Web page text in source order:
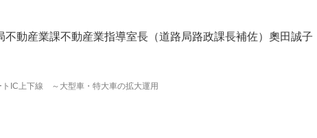
不動産業課不動産業指導室長（道路局路政課長補佐）奧田誠子
IC上下線 ～大型車・特大車の拡大運用